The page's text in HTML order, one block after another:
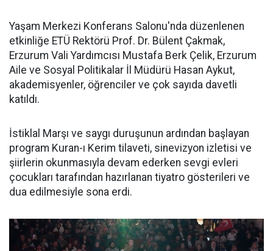
Yaşam Merkezi Konferans Salonu'nda düzenlenen
etkinliğe ETÜ Rektörü Prof. Dr. Bülent Çakmak,
Erzurum Vali Yardımcısı Mustafa Berk Çelik, Erzurum
Aile ve Sosyal Politikalar İl Müdürü Hasan Aykut,
akademisyenler, öğrenciler ve çok sayıda davetli
katıldı.
İstiklal Marşı ve saygı duruşunun ardından başlayan
program Kuran-ı Kerim tilaveti, sinevizyon izletisi ve
şiirlerin okunmasıyla devam ederken sevgi evleri
çocukları tarafından hazırlanan tiyatro gösterileri ve
dua edilmesiyle sona erdi.